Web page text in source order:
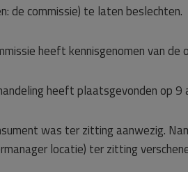
de commissie) te laten beslechten.
heeft kennisgenomen van de
heeft plaatsgevonden op
was ter zitting aanwezig.
locatie) ter zitting